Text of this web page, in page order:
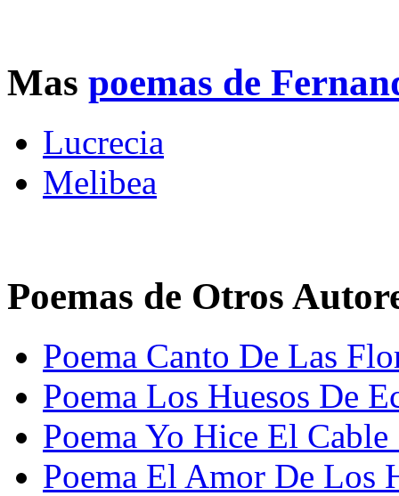
Mas poemas de
Lucrecia
Melibea
Poemas de Otros
Poema Canto De Las
Poema Los Huesos De
Poema Yo Hice El
Poema El Amor De